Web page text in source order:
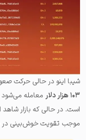
شیبا اینو در حالی حرکت
۱۰۳ هزار دلار
معامله
است. در حالی که بازار
موجب تقویت خوش‌بینی در